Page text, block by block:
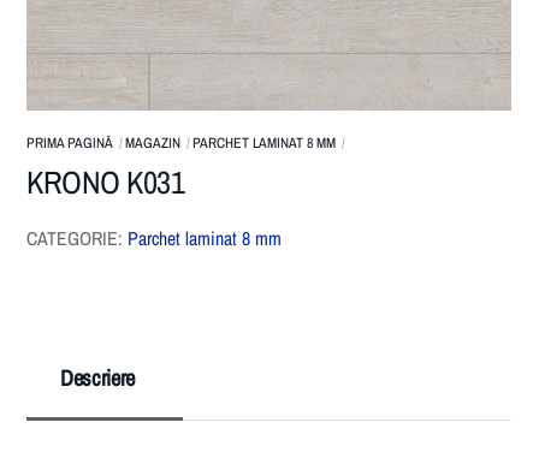
PRIMA PAGINĂ MAGAZIN PARCHET LAMINAT 8 MM
KRONO K031
CATEGORIE: Parchet laminat 8 mm
Descriere